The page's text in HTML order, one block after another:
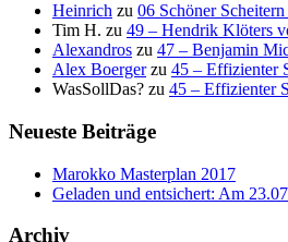
Heinrich zu 06 Schöner
Tim H. zu 49 – Hendrik Klöters
Alexandros zu 47 – Benjamin
Alex Boergerzu 45 – Effizienter
WasSollDas? zu 45 – Effizienter
Neueste Beiträge
Marokko Masterplan 2017
Geladen und entsichert: Am
Archiv